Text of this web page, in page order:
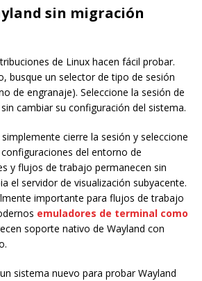
sin migración
de Linux hacen fácil probar.
busque un selector de tipo de sesión
de engranaje). Seleccione la sesión de
cambiar su configuración del sistema.
cierre la sesión y seleccione
del entorno de
y flujos de trabajo permanecen sin
el servidor de visualización subyacente.
importante para flujos de trabajo
emuladores de terminal como
soporte nativo de Wayland con
sistema nuevo para probar Wayland